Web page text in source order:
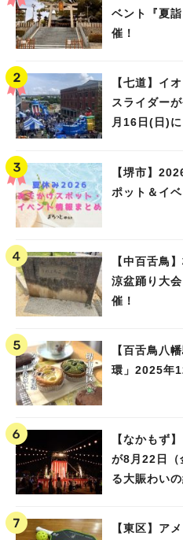
ベント『夏
催！
【七道】イ
スライダー
月16日(日)
【堺市】
ポット＆イ
【中百舌鳥
涼盆踊り大
催！
【百舌鳥八
環」2025年
【なかもず
が8月22日（
る大賑わい
【東区】ア
人気のキ
#泉ヶ丘駅#栂・美木多駅 #光明池駅#
#あなたはどっち？